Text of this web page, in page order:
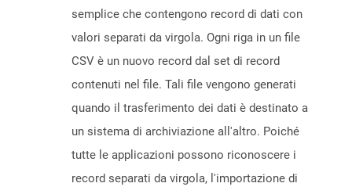
semplice che contengono record di dati con
valori separati da virgola. Ogni riga in un file
CSV è un nuovo record dal set di record
contenuti nel file. Tali file vengono generati
quando il trasferimento dei dati è destinato a
un sistema di archiviazione all'altro. Poiché
tutte le applicazioni possono riconoscere i
record separati da virgola, l'importazione di